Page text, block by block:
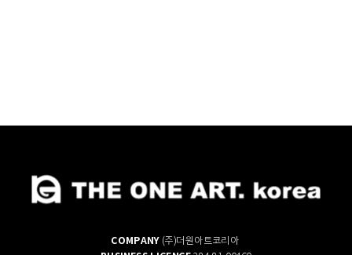
COMPANY(주)더원아트코리아